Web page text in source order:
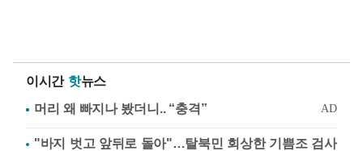
이시간 핫뉴스
"바지 벗고 앞뒤로 돌아"…탈북민 회상한 기쁨조 검사